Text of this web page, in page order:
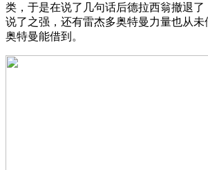
类，于是在说了几句话后德拉西翁撤退
说了之强，还有雷杰多奥特曼力量也从
奥特曼能借到。